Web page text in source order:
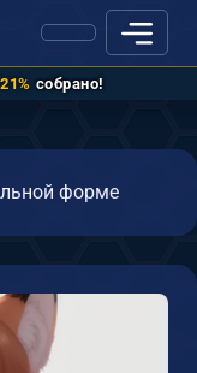
21% собрано!
форме